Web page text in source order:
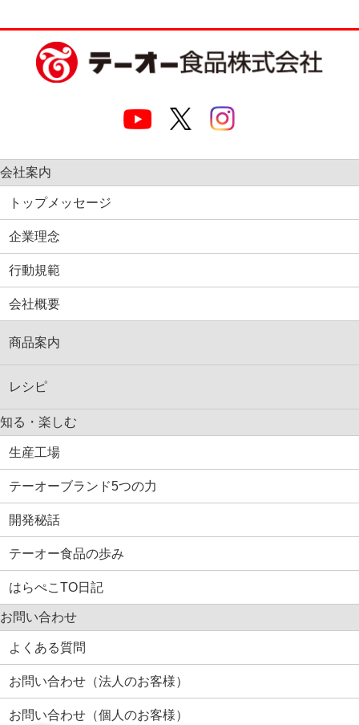
会社案内
トップメッセージ
企業理念
行動規範
会社概要
商品案内
レシピ
知る・楽しむ
生産工場
テーオーブランド5つの力
開発秘話
テーオー食品の歩み
はらぺこTO日記
お問い合わせ
よくある質問
お問い合わせ（法人のお客様）
お問い合わせ（個人のお客様）